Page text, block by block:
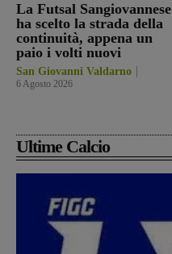
La Futsal Sangiovannese
ha scelto la strada della
continuità, appena un
paio i volti nuovi
San Giovanni Valdarno
6 Agosto 2026
Ultime Calcio